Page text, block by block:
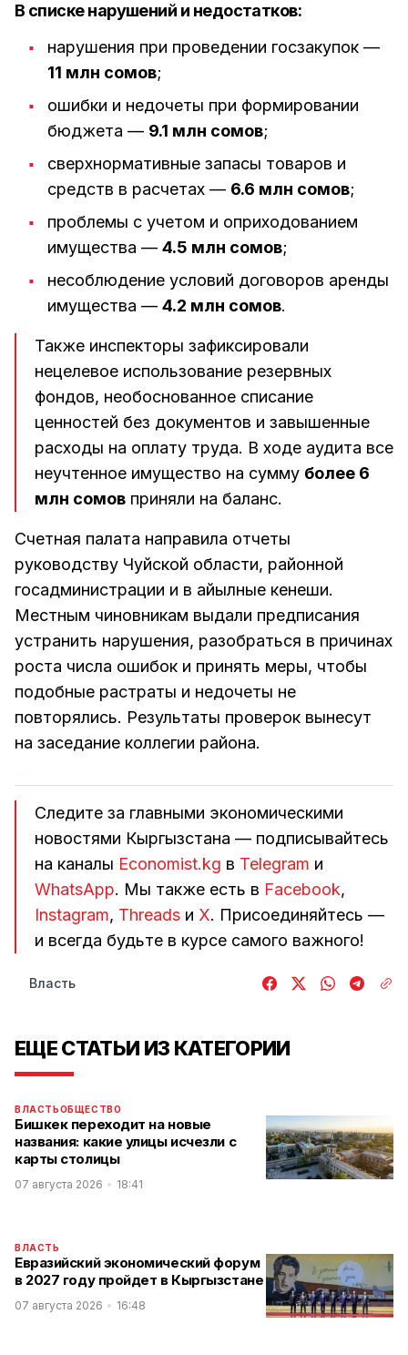
В списке нарушений и недостатков:
нарушения при проведении госзакупок —
11 млн сомов;
ошибки и недочеты при формировании
бюджета — 9.1 млн сомов;
сверхнормативные запасы товаров и
средств в расчетах — 6.6 млн сомов;
проблемы с учетом и оприходованием
имущества — 4.5 млн сомов;
несоблюдение условий договоров аренды
имущества — 4.2 млн сомов.
Также инспекторы зафиксировали
нецелевое использование резервных
фондов, необоснованное списание
ценностей без документов и завышенные
расходы на оплату труда. В ходе аудита все
неучтенное имущество на сумму более 6
млн сомов приняли на баланс.
Счетная палата направила отчеты
руководству Чуйской области, районной
госадминистрации и в айылные кенеши.
Местным чиновникам выдали предписания
устранить нарушения, разобраться в причинах
роста числа ошибок и принять меры, чтобы
подобные растраты и недочеты не
повторялись. Результаты проверок вынесут
на заседание коллегии района.
Следите за главными экономическими
новостями Кыргызстана — подписывайтесь
на каналы Economist.kg в Telegram и
WhatsApp. Мы также есть в Facebook,
Instagram, Threads и Х. Присоединяйтесь —
и всегда будьте в курсе самого важного!
Власть
ЕЩЕ СТАТЬИ ИЗ КАТЕГОРИИ
ВЛАСТЬОБЩЕСТВО
Бишкек переходит на новые
названия: какие улицы исчезли с
карты столицы
07 августа 2026 18:41
ВЛАСТЬ
Евразийский экономический форум
в 2027 году пройдет в Кыргызстане
07 августа 2026 16:48